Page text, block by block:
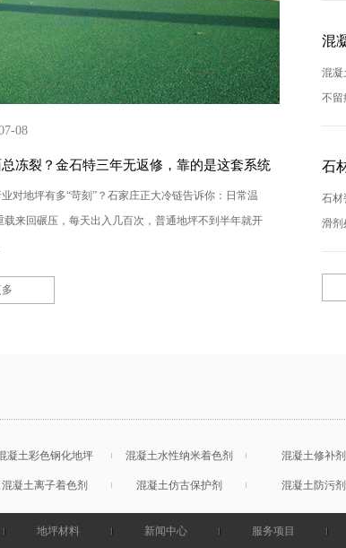
08
冻裂？金石特三年无返修，靠的是这套系统
对地坪有多“苛刻”？石家庄正大冷链告诉你：日常温
载来回碾压，每天出入几百次，普通地坪不到半年就开
混
混凝
不留
石
石材
滑剂
凝土彩色钢化地坪 混凝土水性纳米着色剂 混凝土修补剂
混凝土离子着色剂 混凝土仿古保护剂 混凝土防污剂
地坪材料 新闻中心 服务项目